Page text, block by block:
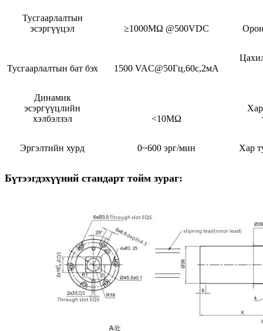
Тусгаарлалтын
эсэргүүцэл
≥1000MΩ @500VDC
Тусгаарлалтын бат бэх 1500 VAC@50Гц,60с,2мА
Динамик
эсэргүүцлийн
хэлбэлзэл
<10MΩ
Эргэлтийн хурд 0~600 эрг/мин Хар
Бүтээгдэхүүний стандарт тойм зураг: